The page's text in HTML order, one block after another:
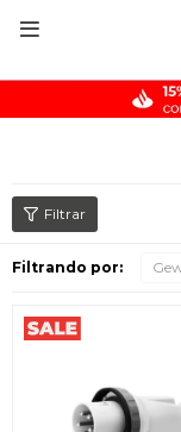

Filtrando por: